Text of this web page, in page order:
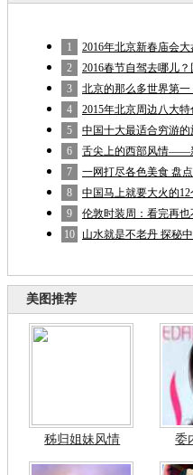
1
2016年北京新春庙会大
2
2016春节自驾去哪儿
3
北京的那么多世界第一
4
2015年北京周边八大
5
中国十大最适合穷游
6
舌尖上的西部风情——
7
一网打尽各色美食 盘
8
中国马上就要大火的
9
伦敦时装周：看完再
10
山水就是不老丹 探秘
美图推荐
秭归姐妹风情 委